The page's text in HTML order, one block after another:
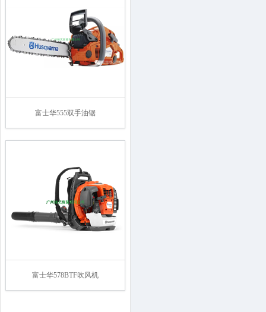
富士华555双手油锯
富士华578BTF吹风机